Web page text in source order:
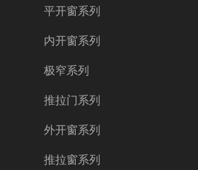
平开窗系列
内开窗系列
极窄系列
推拉门系列
外开窗系列
推拉窗系列